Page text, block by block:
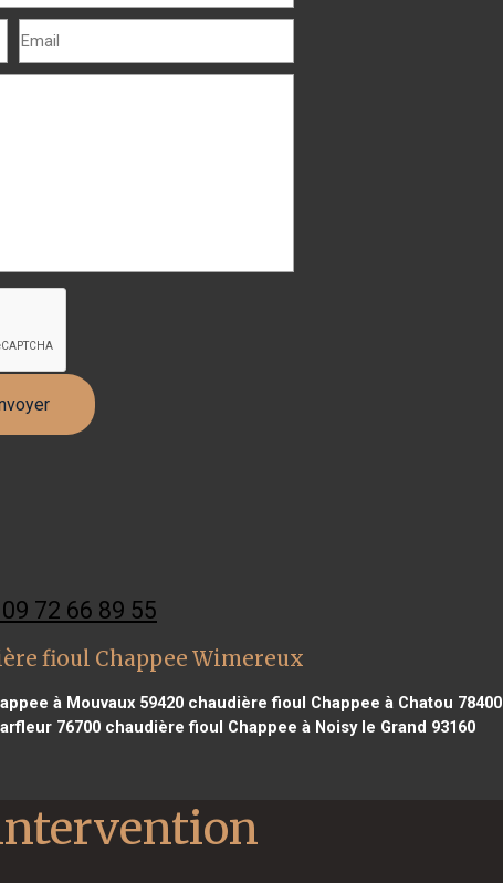
72 66 89 55
fioul Chappee Wimereux
à Mouvaux 59420 chaudière fioul Chappee à Chatou 78400
76700chaudière fioul Chappee à Noisy le Grand 93160